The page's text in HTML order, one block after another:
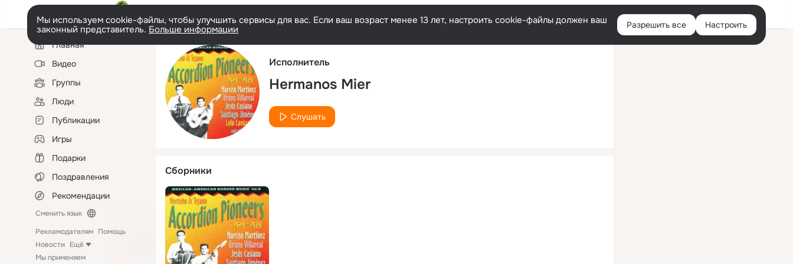
Русский Войти
Мы используем cookie-файлы, чтобы улучшить сервисы для вас. Если ваш возраст менее 13 лет, настроить cookie-файлы должен ваш
законный представитель. Больше информации Разрешить все Настроить
Левая
колонкаГлавная
Видео
Группы
Люди
Публикации
Игры
Подарки
Поздравления
Рекомендации
Сменить язык
Рекламодателям Помощь
Новости Ещё
Мы применяем
Исполнитель
Hermanos Mier
Слушать
Сборники